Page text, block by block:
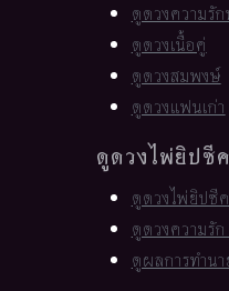
ดูดวงความรั
ดูดวงเนื้อคู่
ดูดวงสมพงษ์
ดูดวงแฟนเก่า
ดูดวงไพ่ยิปซี
ดูดวงไพ่ยิปซี
ดูดวงความรั
ดูผลการทำนา